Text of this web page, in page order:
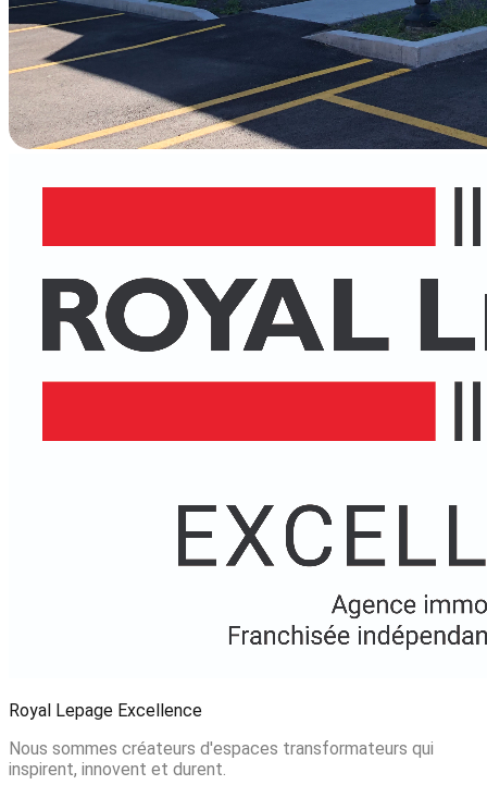
Royal Lepage Excellence
Nous sommes créateurs d'espaces transformateurs qui
inspirent, innovent et durent.